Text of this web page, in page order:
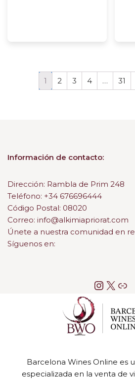
1 2 3 4 … 31
Información de contacto:
Dirección: Rambla de Prim 248
Teléfono: +34 676696444
Código Postal: 08020
Correo: info@alkimiapriorat.com
Únete a nuestra comunidad en
Síguenos en:
Barcelona Wines Online es
especializada en la venta de